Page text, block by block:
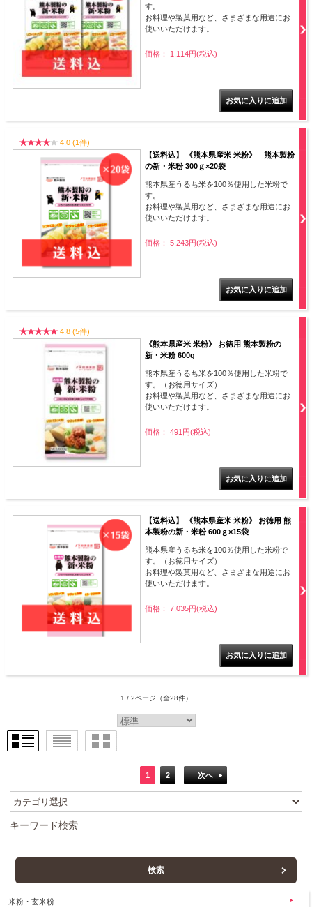
す。
お料理や製菓用など、さまざまな用途にお
使いいただけます。
価格： 1,114円(税込)
4.0 (1件)
【送料込】 《熊本県産米 米粉》 熊本製粉
の新・米粉 300ｇ×20袋
熊本県産うるち米を100％使用した米粉で
す。
お料理や製菓用など、さまざまな用途にお
使いいただけます。
価格： 5,243円(税込)
4.8 (5件)
《熊本県産米 米粉》 お徳用 熊本製粉の
新・米粉 600g
熊本県産うるち米を100％使用した米粉で
す。（お徳用サイズ）
お料理や製菓用など、さまざまな用途にお
使いいただけます。
価格： 491円(税込)
【送料込】 《熊本県産米 米粉》 お徳用 熊
本製粉の新・米粉 600ｇ×15袋
熊本県産うるち米を100％使用した米粉で
す。（お徳用サイズ）
お料理や製菓用など、さまざまな用途にお
使いいただけます。
価格： 7,035円(税込)
1 / 2ページ （全28件）
1 2 次へ
キーワード検索
米粉・玄米粉